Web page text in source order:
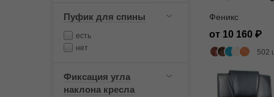
Пуфик для спины
есть
нет
Фиксация угла
наклона кресла
Феникс
от 10 160
502